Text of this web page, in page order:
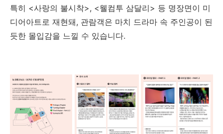
특히 <사랑의 불시착>, <웰컴투 삼달리> 등 명장면이 미
디어아트로 재현돼, 관람객은 마치 드라마 속 주인공이 된
듯한 몰입감을 느낄 수 있습니다.